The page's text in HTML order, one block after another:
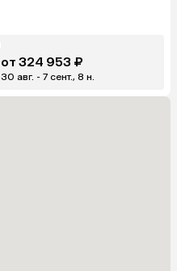
от 324 953 ₽
30 авг. - 7 сент., 8 н.